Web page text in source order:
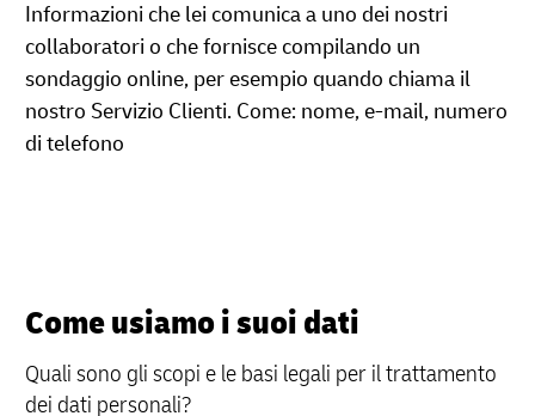
Informazioni che lei comunica a uno dei nostri
collaboratori o che fornisce compilando un
sondaggio online, per esempio quando chiama il
nostro Servizio Clienti. Come: nome, e-mail, numero
di telefono
Come usiamo i suoi dati
Quali sono gli scopi e le basi legali per il trattamento
dei dati personali?